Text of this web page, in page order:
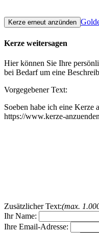
Kerze weitersagen
Hier können Sie Ihre
bei Bedarf um eine
Vorgegebener Text:
Soeben habe ich eine Kerze
https://www.kerze-
Zusätzlicher Text:(max.
Ihr Name:
Ihre Email-Adresse: